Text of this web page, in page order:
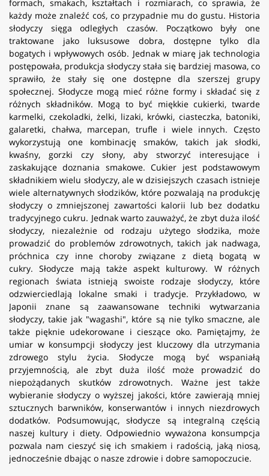
formach, smakach, kształtach i rozmiarach, co sprawia, że
każdy może znaleźć coś, co przypadnie mu do gustu. Historia
słodyczy sięga odległych czasów. Początkowo były one
traktowane jako luksusowe dobra, dostępne tylko dla
bogatych i wpływowych osób. Jednak w miarę jak technologia
postępowała, produkcja słodyczy stała się bardziej masowa, co
sprawiło, że stały się one dostępne dla szerszej grupy
społecznej. Słodycze mogą mieć różne formy i składać się z
różnych składników. Mogą to być miękkie cukierki, twarde
karmelki, czekoladki, żelki, lizaki, krówki, ciasteczka, batoniki,
galaretki, chałwa, marcepan, trufle i wiele innych. Często
wykorzystują one kombinację smaków, takich jak słodki,
kwaśny, gorzki czy słony, aby stworzyć interesujące i
zaskakujące doznania smakowe. Cukier jest podstawowym
składnikiem wielu słodyczy, ale w dzisiejszych czasach istnieje
wiele alternatywnych słodzików, które pozwalają na produkcję
słodyczy o zmniejszonej zawartości kalorii lub bez dodatku
tradycyjnego cukru. Jednak warto zauważyć, że zbyt duża ilość
słodyczy, niezależnie od rodzaju użytego słodzika, może
prowadzić do problemów zdrowotnych, takich jak nadwaga,
próchnica czy inne choroby związane z dietą bogatą w
cukry. Słodycze mają także aspekt kulturowy. W różnych
regionach świata istnieją swoiste rodzaje słodyczy, które
odzwierciedlają lokalne smaki i tradycje. Przykładowo, w
Japonii znane są zaawansowane techniki wytwarzania
słodyczy, takie jak "wagashi", które są nie tylko smaczne, ale
także pięknie udekorowane i cieszące oko. Pamiętajmy, że
umiar w konsumpcji słodyczy jest kluczowy dla utrzymania
zdrowego stylu życia. Słodycze mogą być wspaniałą
przyjemnością, ale zbyt duża ilość może prowadzić do
niepożądanych skutków zdrowotnych. Ważne jest także
wybieranie słodyczy o wyższej jakości, które zawierają mniej
sztucznych barwników, konserwantów i innych niezdrowych
dodatków. Podsumowując, słodycze są integralną częścią
naszej kultury i diety. Odpowiednio wyważona konsumpcja
pozwala nam cieszyć się ich smakiem i radością, jaką niosą,
jednocześnie dbając o nasze zdrowie i dobre samopoczucie.